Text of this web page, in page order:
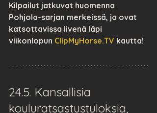
Kilpailut jatkuvat huomenna
Pohjola-sarjan merkeissä, ja ovat
katsottavissa livenä läpi
viikonlopun ClipMyHorse.TV kautta!
24.5. Kansallisia
kouluratsastustuloksia,